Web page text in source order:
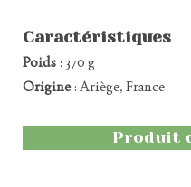
Caractéristiques
Poids : 370 g
Origine: Ariège, France
Produit